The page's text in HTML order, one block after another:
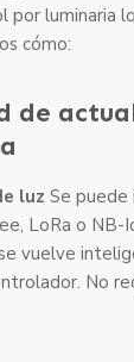
por luminaria
cómo:
de
luz Se puede
LoRa o NB-
vuelve
No